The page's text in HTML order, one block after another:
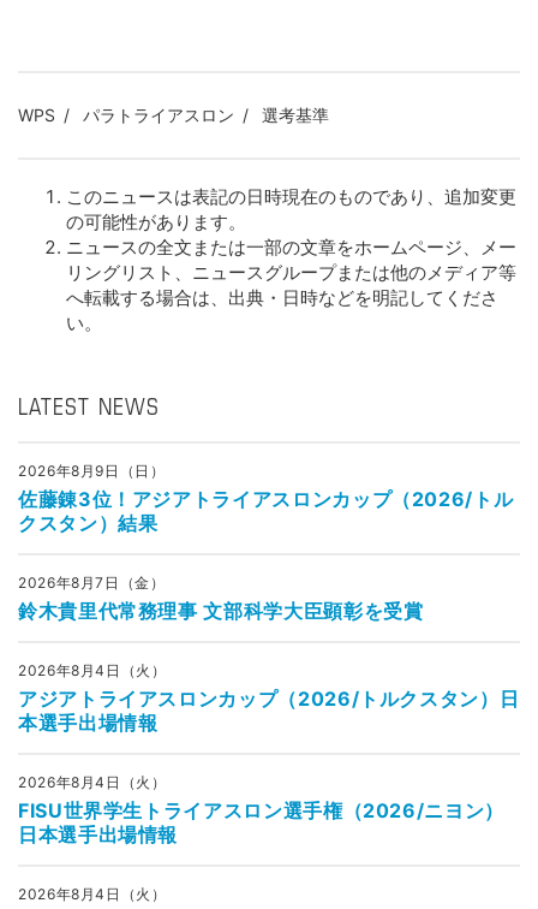
WPS パラトライアスロン 選考基準
このニュースは表記の日時現在のものであり、追加変更
の可能性があります。
ニュースの全文または一部の文章をホームページ、メー
リングリスト、ニュースグループまたは他のメディア等
へ転載する場合は、出典・日時などを明記してくださ
い。
LATEST NEWS
2026年8月9日（日）
佐藤錬3位！アジアトライアスロンカップ（2026/トル
クスタン）結果
2026年8月7日（金）
鈴木貴里代常務理事 文部科学大臣顕彰を受賞
2026年8月4日（火）
アジアトライアスロンカップ（2026/トルクスタン）日
本選手出場情報
2026年8月4日（火）
FISU世界学生トライアスロン選手権（2026/ニヨン）
日本選手出場情報
2026年8月4日（火）